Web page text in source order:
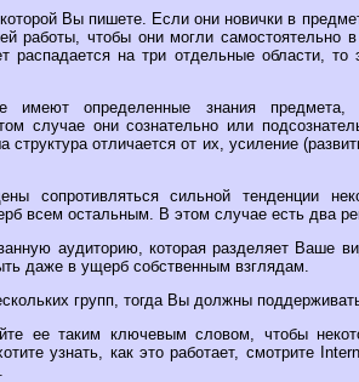
которой Вы пишете. Если они новички в
работы, чтобы они могли самостоятельно
распадается на три отдельные области,
имеют определенные знания
случае они сознательно или
отличается от их, усиление
сопротивляться сильной тенденции
всем остальным. В этом случае есть два
аудиторию, которая разделяет Ваше
даже в ущерб собственным взглядам.
групп, тогда Вы должны
ее таким ключевым словом, чтобы
узнать, как это работает, смотрите